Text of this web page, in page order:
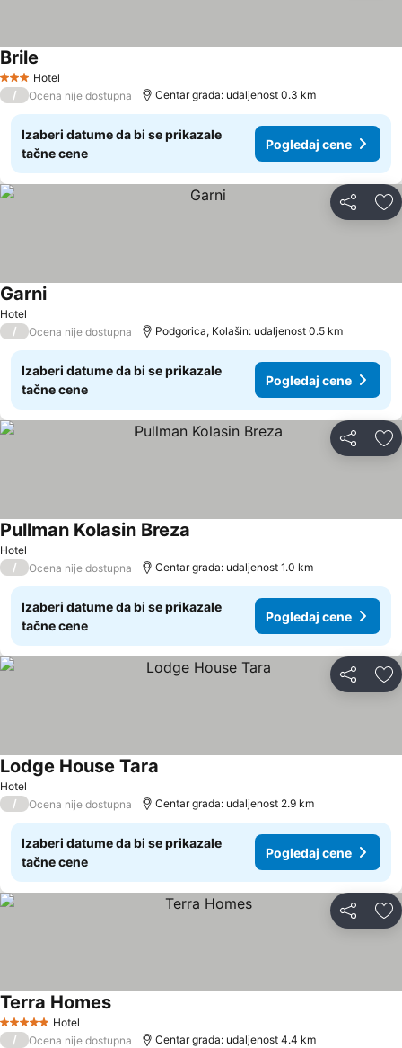
3 Zvezdice
Hotel
Brile
/ Ocena nije dostupna Centar grada: udaljenost 0.3 km
Izaberi datume da bi se prikazale
tačne cene
Pogledaj cene
Deli
Hotel
Garni
/ Ocena nije dostupna Podgorica, Kolašin: udaljenost 0.5 km
Izaberi datume da bi se prikazale
tačne cene
Pogledaj cene
Deli
Hotel
Pullman Kolasin Breza
/ Ocena nije dostupna Centar grada: udaljenost 1.0 km
Izaberi datume da bi se prikazale
tačne cene
Pogledaj cene
Deli
Hotel
Lodge House Tara
/ Ocena nije dostupna Centar grada: udaljenost 2.9 km
Izaberi datume da bi se prikazale
tačne cene
Pogledaj cene
Deli
5 ZvezdiceHotel
Terra Homes
/ Ocena nije dostupna Centar grada: udaljenost 4.4 km